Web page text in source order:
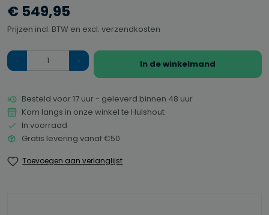
€ 549,95
Prijzen incl. BTW en excl. verzendkosten
Hoeveelheid
In de winkelmand
Besteld voor 17 uur - geleverd binnen 48 uur
Kom langs in onze winkel te Hulshout
In voorraad
Gratis levering vanaf €50
Toevoegen aan verlanglijst